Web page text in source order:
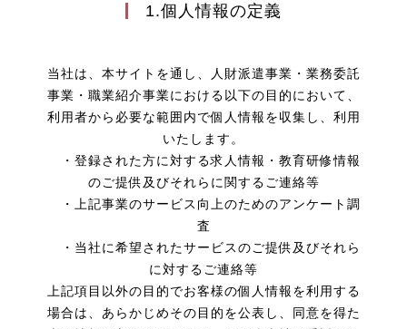
1.個人情報の定義
当社は、本サイトを通し、人財派遣事業・業務委託
事業・職業紹介事業における以下の目的において、
利用者から必要な範囲内で個人情報を収集し、利用
いたします。
・登録された方に対する求人情報・教育研修情報
のご提供及びそれらに関するご連絡等
・上記事業のサービス向上のためのアンケート調
査
・当社に希望されたサービスのご提供及びそれら
に対するご連絡等
上記項目以外の目的でお客様の個人情報を利用する
場合は、あらかじめその目的を公表し、同意を得た